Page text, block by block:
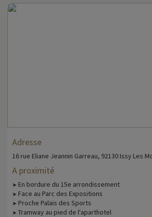
Adresse
16 rue Eliane Jeannin Garreau, 92130 Issy Les
A proximité
➤ En bordure du 15e arrondissement
➤ Face au Parc des Expositions
➤ Proche Palais des Sports
➤ Tramway au pied de l'aparthotel